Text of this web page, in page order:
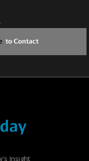
Insight